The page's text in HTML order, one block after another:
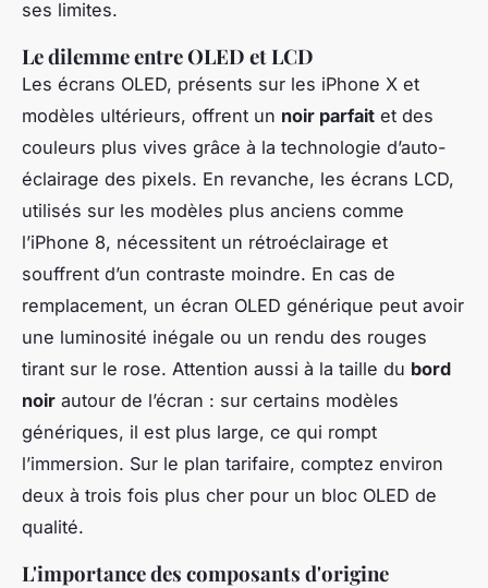
ses limites.
Le dilemme entre OLED et LCD
Les écrans OLED, présents sur les iPhone X et
modèles ultérieurs, offrent un noir parfait et des
couleurs plus vives grâce à la technologie d’auto-
éclairage des pixels. En revanche, les écrans LCD,
utilisés sur les modèles plus anciens comme
l’iPhone 8, nécessitent un rétroéclairage et
souffrent d’un contraste moindre. En cas de
remplacement, un écran OLED générique peut avoir
une luminosité inégale ou un rendu des rouges
tirant sur le rose. Attention aussi à la taille du bord
noir autour de l’écran : sur certains modèles
génériques, il est plus large, ce qui rompt
l’immersion. Sur le plan tarifaire, comptez environ
deux à trois fois plus cher pour un bloc OLED de
qualité.
L'importance des composants d'origine